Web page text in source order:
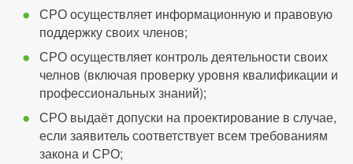
СРО осуществляет информационную и правовую
поддержку своих членов;
СРО осуществляет контроль деятельности своих
челнов (включая проверку уровня квалификации и
профессиональных знаний);
СРО выдаёт допуски на проектирование в случае,
если заявитель соответствует всем требованиям
закона и СРО;